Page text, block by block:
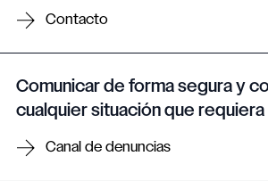
Contacto
Comunicar de forma segura y
cualquier situación que
Canal de denuncias